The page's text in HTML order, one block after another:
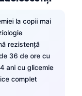
la copii mai
rezistență
36 de ore cu
ani cu glicemie
complet